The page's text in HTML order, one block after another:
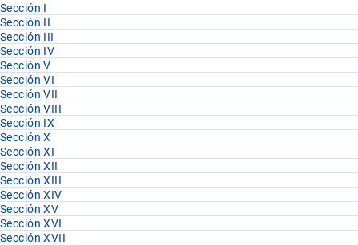
Sección I
Sección II
Sección III
Sección IV
Sección V
Sección VI
Sección VII
Sección VIII
Sección IX
Sección X
Sección XI
Sección XII
Sección XIII
Sección XIV
Sección XV
Sección XVI
Sección XVII